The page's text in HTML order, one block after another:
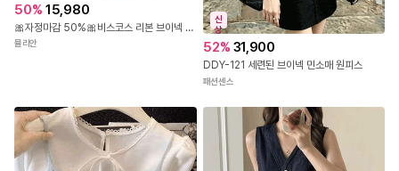
50% 15,980
🎀자정마감 50%🎀비스코스 리본 브이넥 펀칭 니트
뮬리안
신
상
52% 31,900
DDY-121 세련된 브이넥 민소매 원피스
패션센스